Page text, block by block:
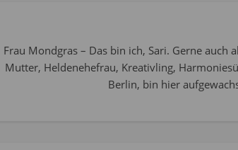
Frau Mondgras – Das bin ich, Sari. Gerne
Mutter, Heldenehefrau, Kreativling,
Berlin, bin hier